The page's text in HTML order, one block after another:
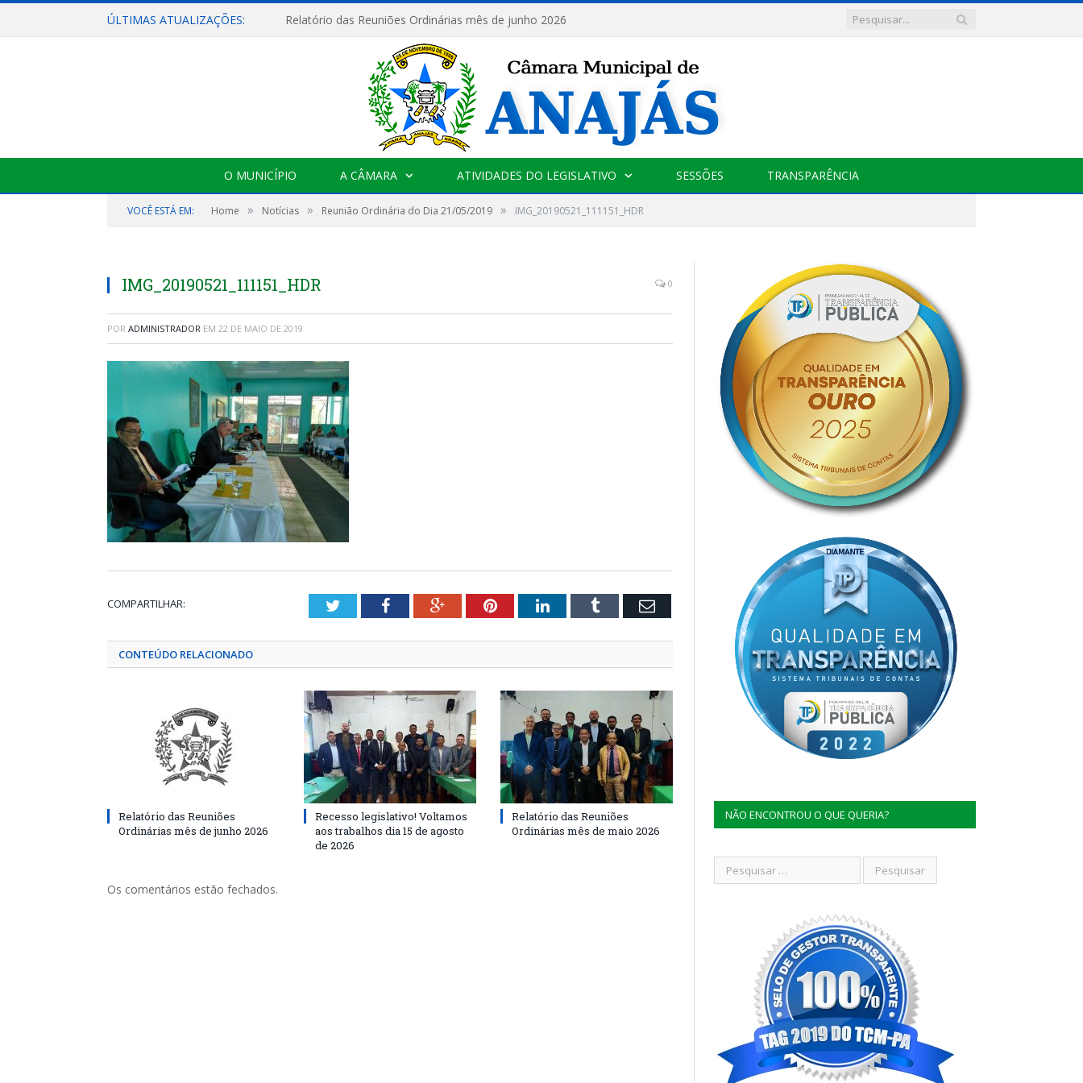
ÚLTIMAS ATUALIZAÇÕES: Relatório das Reuniões Ordinárias mês de junho 2026
O MUNICÍPIO A CÂMARA ATIVIDADES DO LEGISLATIVO SESSÕES TRANSPARÊNCIA
VOCÊ ESTÁ EM: Home » Notícias » Reunião Ordinária do Dia 21/05/2019 » IMG_20190521_111151_HDR
IMG_20190521_111151_HDR 0
POR ADMINISTRADOR EM 22 DE MAIO DE 2019
COMPARTILHAR: TwitterFacebookGoogle+PinterestLinkedInTumblr Email
CONTEÚDO RELACIONADO
Relatório das Reuniões
Ordinárias mês de junho 2026
Recesso legislativo! Voltamos
aos trabalhos dia 15 de agosto
de 2026
Relatório das Reuniões
Ordinárias mês de maio 2026
Os comentários estão fechados.
NÃO ENCONTROU O QUE QUERIA?